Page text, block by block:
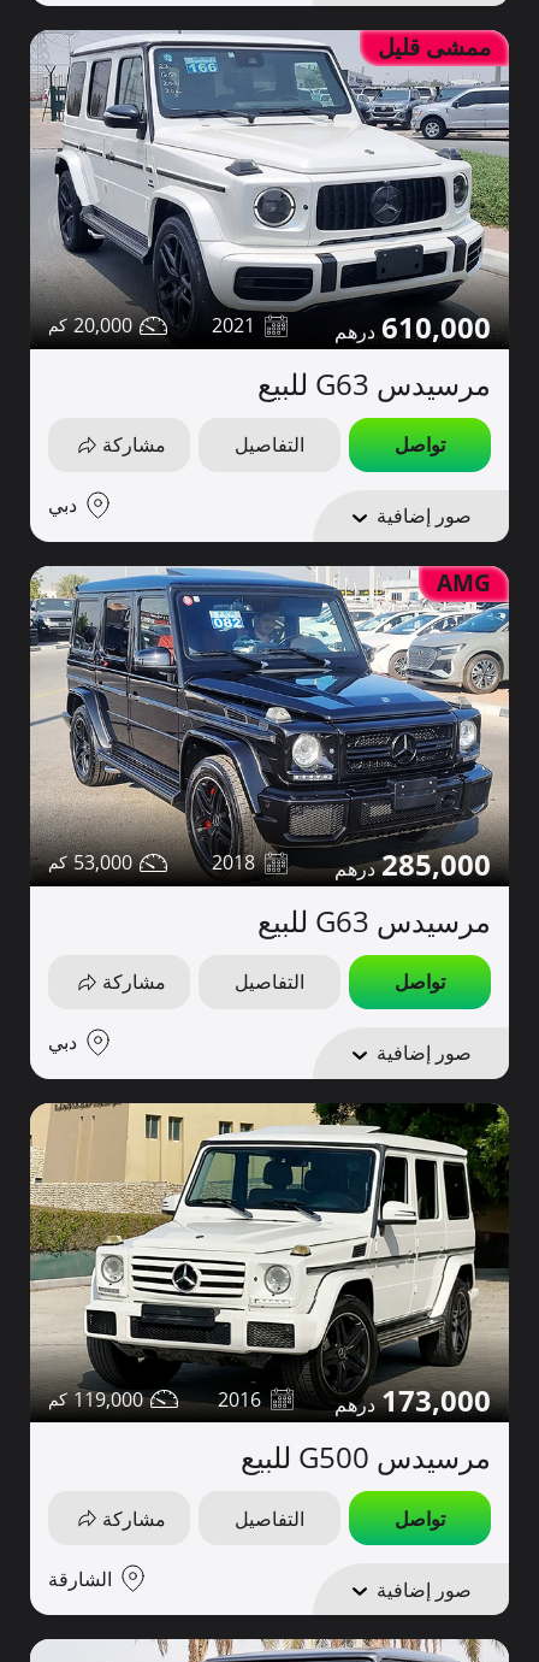
ممشى قليل
610,000
2021
20,000
مرسيدس G63 للبيع
تواصل التفاصيل مشاركة
صور إضافية دبي
AMG
285,000
2018
53,000
مرسيدس G63 للبيع
تواصل التفاصيل مشاركة
صور إضافية دبي
173,000
2016
119,000
مرسيدس G500 للبيع
تواصل التفاصيل مشاركة
صور إضافية الشارقة